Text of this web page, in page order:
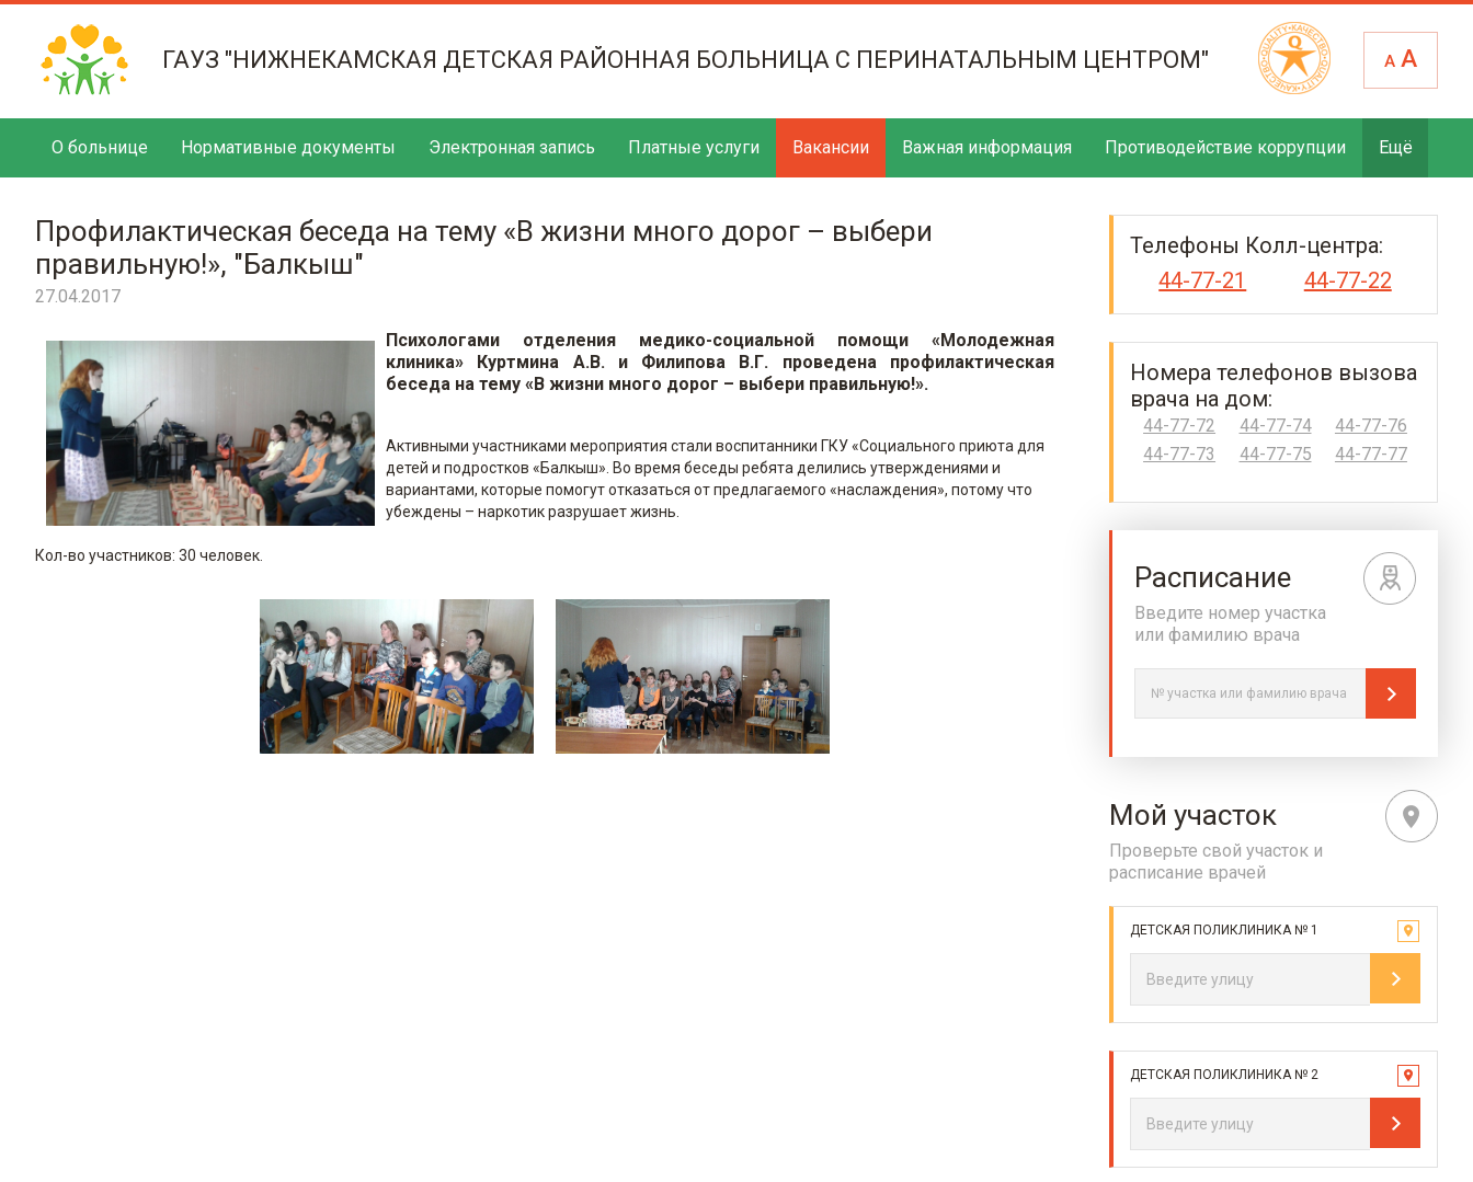
ГАУЗ "НИЖНЕКАМСКАЯ ДЕТСКАЯ РАЙОННАЯ БОЛЬНИЦА С ПЕРИНАТАЛЬНЫМ ЦЕНТРОМ" А А
О больнице Нормативные документы Электронная запись Платные услуги Вакансии Важная информация Противодействие коррупции Ещё
Профилактическая беседа на тему «В жизни много дорог – выбери
правильную!», "Балкыш"
27.04.2017
Психологами отделения медико-социальной помощи «Молодежная
клиника» Куртмина А.В. и Филипова В.Г. проведена профилактическая
беседа на тему «В жизни много дорог – выбери правильную!».
Активными участниками мероприятия стали воспитанники ГКУ «Социального приюта для
детей и подростков «Балкыш». Во время беседы ребята делились утверждениями и
вариантами, которые помогут отказаться от предлагаемого «наслаждения», потому что
убеждены – наркотик разрушает жизнь.
Кол-во участников: 30 человек.
Телефоны Колл-центра:
44-77-21
44-77-22
Номера телефонов вызова
врача на дом:
44-77-72
44-77-73
44-77-74
44-77-75
44-77-76
44-77-77
Расписание
Введите номер участка
или фамилию врача
Мой участок
Проверьте свой участок и
расписание врачей
ДЕТСКАЯ ПОЛИКЛИНИКА № 1
ДЕТСКАЯ ПОЛИКЛИНИКА № 2